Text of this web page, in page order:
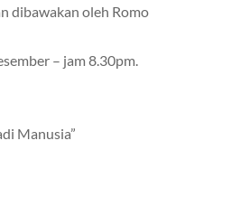
dibawakan oleh Romo
– jam 8.30pm.
Manusia”